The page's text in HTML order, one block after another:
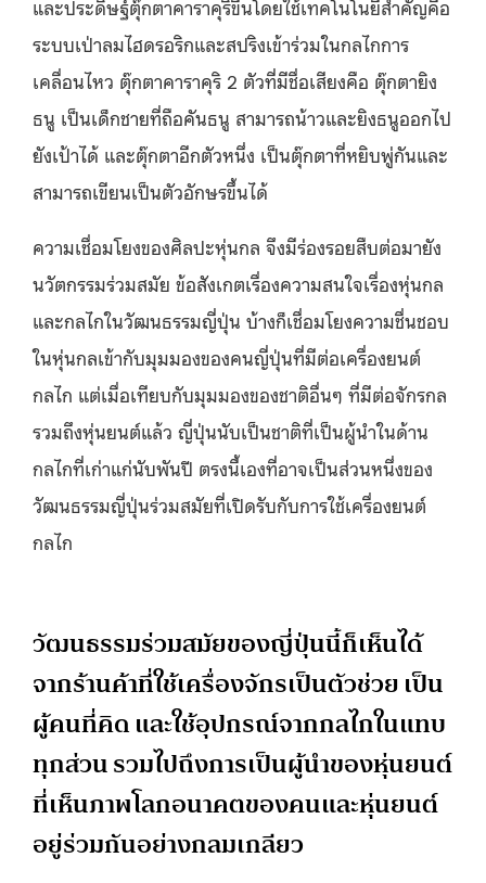
และประดิษฐ์ตุ๊กตาคาราคุริขึ้นโดยใช้เทคโนโนยีสำคัญคือ
ระบบเป่าลมไฮดรอริกและสปริงเข้าร่วมในกลไกการ
เคลื่อนไหว ตุ๊กตาคาราคุริ 2 ตัวที่มีชื่อเสียงคือ ตุ๊กตายิง
ธนู เป็นเด็กชายที่ถือคันธนู สามารถน้าวและยิงธนูออกไป
ยังเป้าได้ และตุ๊กตาอีกตัวหนึ่ง เป็นตุ๊กตาที่หยิบพู่กันและ
สามารถเขียนเป็นตัวอักษรขึ้นได้
ความเชื่อมโยงของศิลปะหุ่นกล จึงมีร่องรอยสืบต่อมายัง
นวัตกรรมร่วมสมัย ข้อสังเกตเรื่องความสนใจเรื่องหุ่นกล
และกลไกในวัฒนธรรมญี่ปุ่น บ้างก็เชื่อมโยงความชื่นชอบ
ในหุ่นกลเข้ากับมุมมองของคนญี่ปุ่นที่มีต่อเครื่องยนต์
กลไก แต่เมื่อเทียบกับมุมมองของชาติอื่นๆ ที่มีต่อจักรกล
รวมถึงหุ่นยนต์แล้ว ญี่ปุ่นนับเป็นชาติที่เป็นผู้นำในด้าน
กลไกที่เก่าแก่นับพันปี ตรงนี้เองที่อาจเป็นส่วนหนึ่งของ
วัฒนธรรมญี่ปุ่นร่วมสมัยที่เปิดรับกับการใช้เครื่องยนต์
กลไก
วัฒนธรรมร่วมสมัยของญี่ปุ่นนี้ก็เห็นได้
จากร้านค้าที่ใช้เครื่องจักรเป็นตัวช่วย เป็น
ผู้คนที่คิด และใช้อุปกรณ์จากกลไกในแทบ
ทุกส่วน รวมไปถึงการเป็นผู้นำของหุ่นยนต์
ที่เห็นภาพโลกอนาคตของคนและหุ่นยนต์
อยู่ร่วมกันอย่างกลมเกลียว